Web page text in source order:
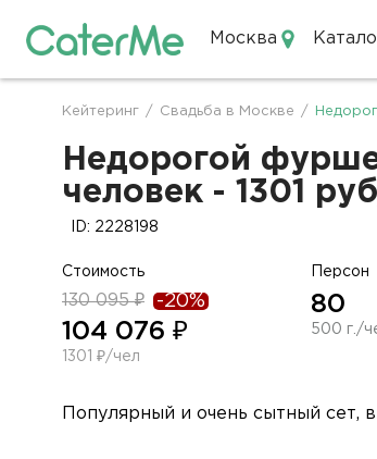
Москва
Строка
навигации
Кейтеринг / Свадьба в Москве /
Недорогой
человек - 1301
ID: 2228198
Стоимость
130 095 ₽ -20%
104 076 ₽
1301 ₽/чел
Персон
80
500 г./
Популярный и очень сытный сет,